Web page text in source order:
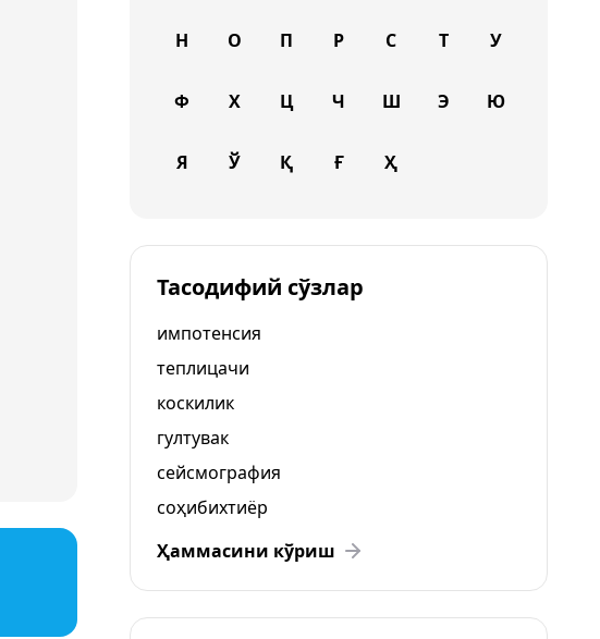
Н О П Р С Т У
Ф Х Ц Ч Ш Э Ю
Я Ў Қ Ғ Ҳ
Тасодифий сўзлар
импотенсия
теплицачи
коскилик
гултувак
сейсмография
соҳибихтиёр
Ҳаммасини кўриш